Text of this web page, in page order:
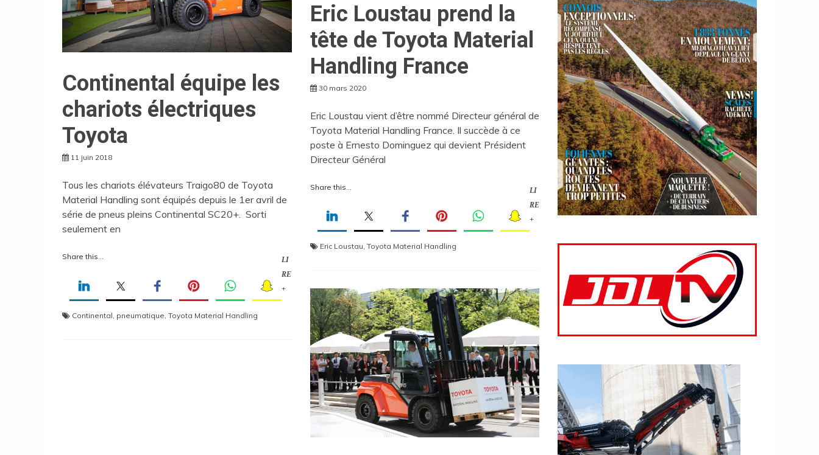
Eric Loustau prend la
tête de Toyota Material
Handling France
30 mars 2020
Eric Loustau vient d’être nommé Directeur général de
Toyota Material Handling France. Il succède à ce
poste à Ernesto Dominguez qui devient Président
Directeur Général
Share this...
LI
RE
+
Eric Loustau Toyota Material Handling
Continental équipe les
chariots électriques
Toyota
11 juin 2018
Tous les chariots élévateurs Traigo80 de Toyota
Material Handling sont équipés depuis le 1er avril de
série de pneus pleins Continental SC20+. Sorti
seulement en
Share this...
LI
RE
+
Continental, pneumatique, Toyota Material Handling